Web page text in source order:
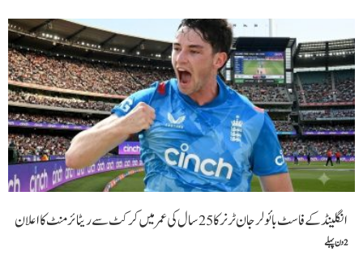
انگلینڈ کے فاسٹ بائولر جان ٹرنر کا 25 سال کی عمر میں کرکٹ سے ریٹائرمنٹ کا اعلان
2 دن پہلے